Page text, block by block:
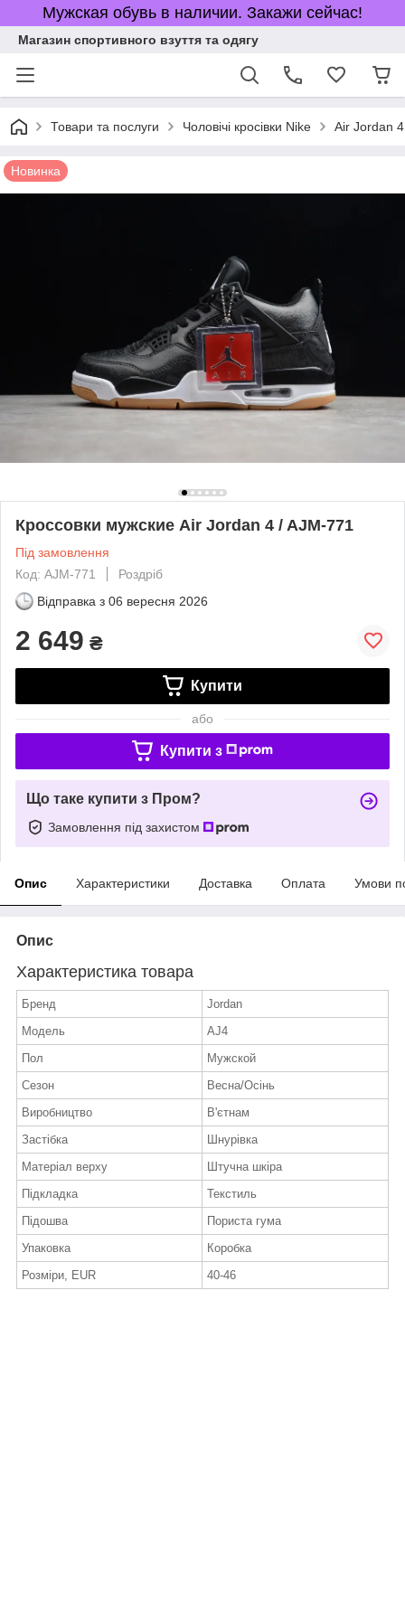
Мужская обувь в наличии. Закажи сейчас!
Магазин спортивного взуття та одягу
Товари та послуги Чоловічі кросівки Nike Air Jordan 4
Новинка
Кроссовки мужские Air Jordan 4 / AJM-771
Під замовлення
Код: AJM-771
Роздріб
Відправка з 06 вересня 2026
2 649 ₴
Купити
або
Купити з
Що таке купити з Пром?
Замовлення під захистом
Опис Характеристики Доставка Оплата Умови
Опис
Характеристика товара
Бренд
Jordan
Модель
AJ4
Пол
Мужской
Сезон
Весна/Осінь
Виробництво
В'єтнам
Застібка
Шнурівка
Матеріал верху
Штучна шкіра
Підкладка
Текстиль
Підошва
Пориста гума
Упаковка
Коробка
Розміри, EUR
40-46